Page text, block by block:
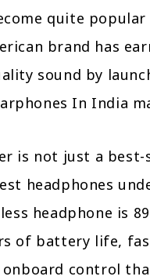
quite
brand has
sound by
In India
is not just a
headphones
headphone is
of battery life,
control